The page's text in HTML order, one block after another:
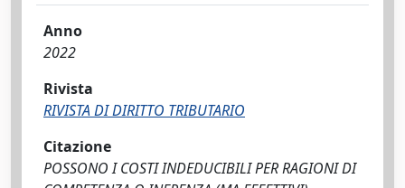
Anno
2022
Rivista
RIVISTA DI DIRITTO TRIBUTARIO
Citazione
POSSONO I COSTI INDEDUCIBILI PER RAGIONI DI